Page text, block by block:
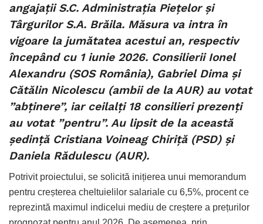
angajații S.C. Administrația Piețelor și
Târgurilor S.A. Brăila. Măsura va intra în
vigoare la jumătatea acestui an, respectiv
începând cu 1 iunie 2026. Consilierii Ionel
Alexandru (SOS România), Gabriel Dima și
Cătălin Nicolescu (ambii de la AUR) au votat
”abținere”, iar ceilalți 18 consilieri prezenți
au votat ”pentru”. Au lipsit de la această
ședință Cristiana Voineag Chiriță (PSD) și
Daniela Rădulescu (AUR).
Potrivit proiectului, se solicită inițierea unui memorandum
pentru creșterea cheltuielilor salariale cu 6,5%, procent ce
reprezintă maximul indicelui mediu de creștere a prețurilor